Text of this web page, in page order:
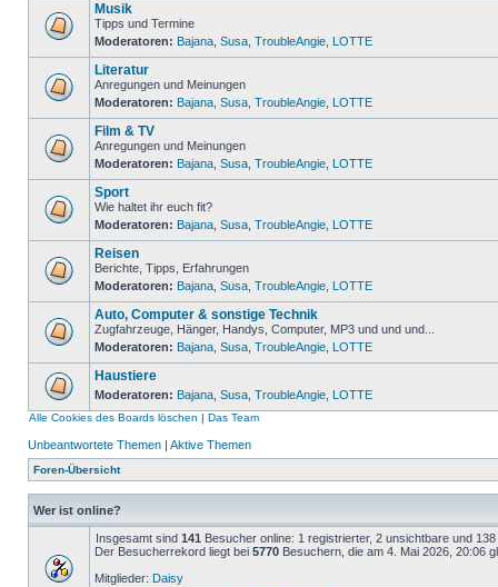
Musik
Tipps und Termine
Moderatoren: Bajana Susa TroubleAngie LOTTE
Literatur
Anregungen und Meinungen
Moderatoren: Bajana Susa TroubleAngie LOTTE
Film & TV
Anregungen und Meinungen
Moderatoren: Bajana Susa TroubleAngie LOTTE
Sport
Wie haltet ihr euch fit?
Moderatoren: Bajana Susa TroubleAngie LOTTE
Reisen
Berichte, Tipps, Erfahrungen
Moderatoren: Bajana Susa TroubleAngie LOTTE
Auto, Computer & sonstige Technik
Zugfahrzeuge, Hänger, Handys, Computer, MP3 und und und...
Moderatoren: Bajana Susa TroubleAngie LOTTE
Haustiere
Moderatoren: Bajana Susa TroubleAngie LOTTE
Alle Cookies des Boards löschen | Das Team
Unbeantwortete Themen | Aktive Themen
Foren-Übersicht
Wer ist online?
Insgesamt sind 141 Besucher online: 1 registrierter, 2 unsichtbare und
Der Besucherrekord liegt bei 5770 Besuchern, die am 4. Mai 2026, 20:06
Mitglieder: Daisy